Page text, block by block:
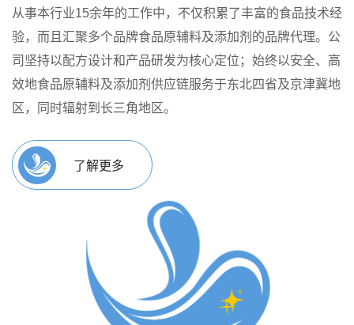
从事本行业15余年的工作中，不仅积累了丰富的食品技术经
验，而且汇聚多个品牌食品原辅料及添加剂的品牌代理。公
司坚持以配方设计和产品研发为核心定位；始终以安全、高
效地食品原辅料及添加剂供应链服务于东北四省及京津冀地
区，同时辐射到长三角地区。
了解更多